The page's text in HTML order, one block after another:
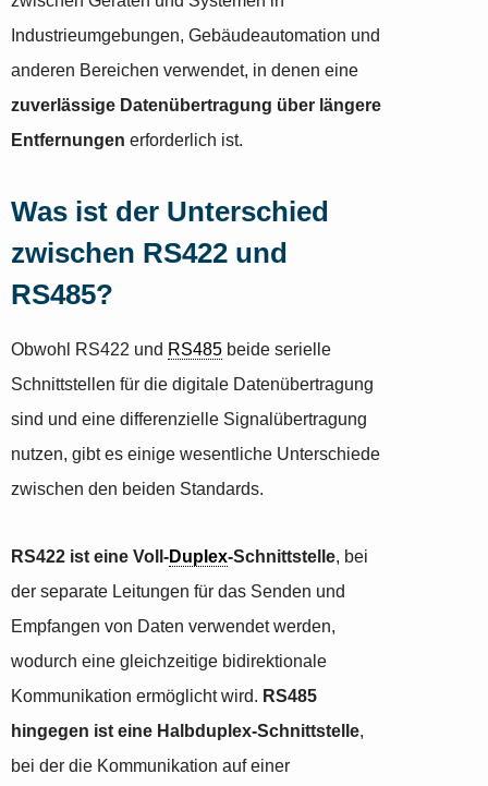
Industrieumgebungen, Gebäudeautomation und
anderen Bereichen verwendet, in denen eine
zuverlässige Datenübertragung über längere
Entfernungen erforderlich ist.
Was ist der Unterschied
zwischen RS422 und
RS485?
Obwohl RS422 und RS485 beide serielle
Schnittstellen für die digitale Datenübertragung
sind und eine differenzielle Signalübertragung
nutzen, gibt es einige wesentliche Unterschiede
zwischen den beiden Standards.
RS422 ist eine Voll-Duplex-Schnittstelle, bei
der separate Leitungen für das Senden und
Empfangen von Daten verwendet werden,
wodurch eine gleichzeitige bidirektionale
Kommunikation ermöglicht wird. RS485
hingegen ist eine Halbduplex-Schnittstelle,
bei der die Kommunikation auf einer